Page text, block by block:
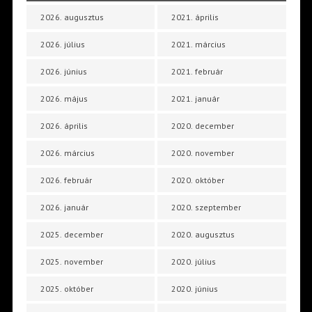
2026. augusztus
2026. július
2026. június
2026. május
2026. április
2026. március
2026. február
2026. január
2025. december
2025. november
2025. október
2021. április
2021. március
2021. február
2021. január
2020. december
2020. november
2020. október
2020. szeptember
2020. augusztus
2020. július
2020. június